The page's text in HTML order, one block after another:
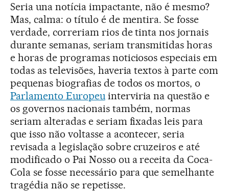
Seria una notícia impactante, não é mesmo?
Mas, calma: o título é de mentira. Se fosse
verdade, correriam rios de tinta nos jornais
durante semanas, seriam transmitidas horas
e horas de programas noticiosos especiais em
todas as televisões, haveria textos à parte com
pequenas biografias de todos os mortos, o
Parlamento Europeuinterviria na questão e
os governos nacionais também, normas
seriam alteradas e seriam fixadas leis para
que isso não voltasse a acontecer, seria
revisada a legislação sobre cruzeiros e até
modificado o Pai Nosso ou a receita da Coca-
Cola se fosse necessário para que semelhante
tragédia não se repetisse.